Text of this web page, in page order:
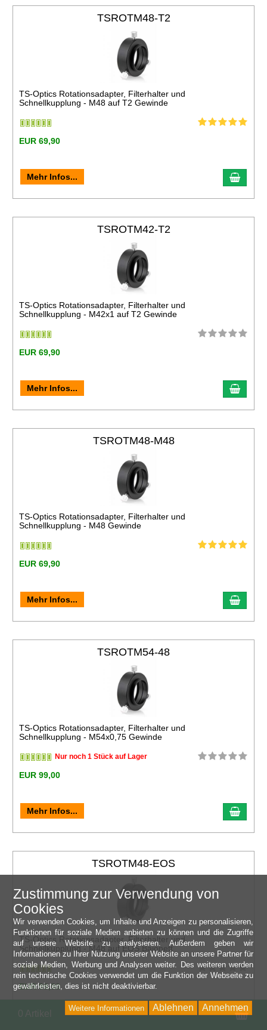
TSROTM48-T2
TS-Optics Rotationsadapter, Filterhalter und
Schnellkupplung - M48 auf T2 Gewinde
EUR 69,90
Mehr Infos...
TSROTM42-T2
TS-Optics Rotationsadapter, Filterhalter und
Schnellkupplung - M42x1 auf T2 Gewinde
EUR 69,90
Mehr Infos...
TSROTM48-M48
TS-Optics Rotationsadapter, Filterhalter und
Schnellkupplung - M48 Gewinde
EUR 69,90
Mehr Infos...
TSROTM54-48
TS-Optics Rotationsadapter, Filterhalter und
Schnellkupplung - M54x0,75 Gewinde
Nur noch 1 Stück auf Lager
EUR 99,00
Mehr Infos...
TSROTM48-EOS
TS-Optics Rotationsadapter, Filterhalter und
Schnellkupplung - M48 auf EOS Bajonett
EUR 99,90
Zustimmung zur Verwendung von
Cookies
Wir verwenden Cookies, um Inhalte und Anzeigen zu personalisieren,
Funktionen für soziale Medien anbieten zu können und die Zugriffe
auf unsere Website zu analysieren. Außerdem geben wir
Informationen zu Ihrer Nutzung unserer Website an unsere Partner für
soziale Medien, Werbung und Analysen weiter. Des weiteren werden
rein technische Cookies verwendet um die Funktion der Webseite zu
gewährleisten, dies ist nicht deaktivierbar.
Annehmen
Ablehnen
Weitere Informationen